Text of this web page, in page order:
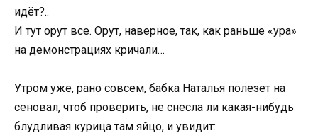
идёт?..
И тут орут все. Орут, наверное, так, как раньше «ура»
на демонстрациях кричали…
Утром уже, рано совсем, бабка Наталья полезет на
сеновал, чтоб проверить, не снесла ли какая-нибудь
блудливая курица там яйцо, и увидит: